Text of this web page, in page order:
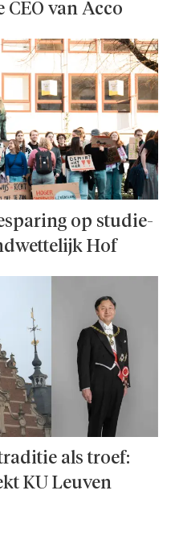
van Acco
op studie­
Hof
als troef:
KU Leuven